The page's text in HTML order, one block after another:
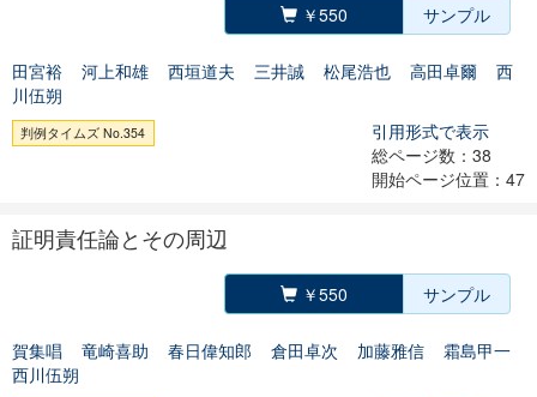
￥550 サンプル
田宮裕 河上和雄 西垣道夫 三井誠 松尾浩也 高田卓爾
西
川伍朔
判例タイムズ No.354
引用形式で表示
総ページ数：38
開始ページ位置：47
証明責任論とその周辺
￥550 サンプル
賀集唱 竜崎喜助 春日偉知郎 倉田卓次 加藤雅信
霜島甲一
西川伍朔